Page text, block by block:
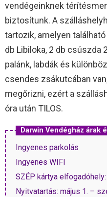
vendégeinknek
biztosítunk. A
tartozik, amelyen
db Libiloka, 2 db csúszda
palánk, labdák és
csendes zsákutcában
megőrizni, ezért a
óra után TILOS.
Darwin Vendégház árak
Ingyenes parkolás
Ingyenes WIFI
SZÉP kártya elfogadóhely:
Nyitvatartás: május 1. –